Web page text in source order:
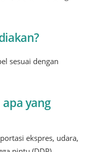
sesuai dengan
yang
ekspres, udara,